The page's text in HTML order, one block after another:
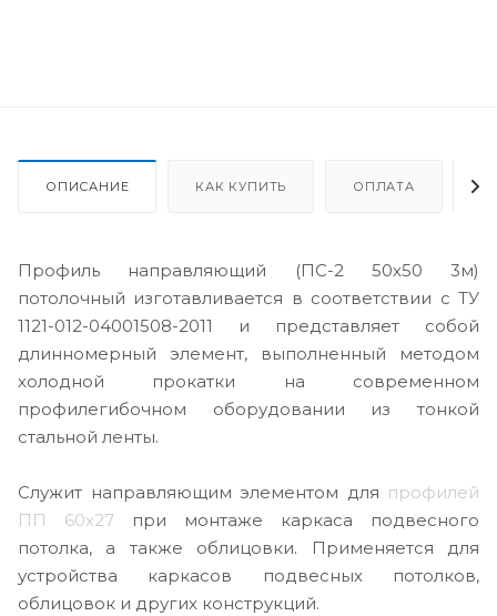
ОПИСАНИЕ КАК КУПИТЬ ОПЛАТА
Профиль направляющий (ПС-2 50х50 3м)
потолочный изготавливается в соответствии с ТУ
1121-012-04001508-2011 и представляет собой
длинномерный элемент, выполненный методом
холодной прокатки на современном
профилегибочном оборудовании из тонкой
стальной ленты.
Служит направляющим элементом для профилей
ПП 60x27 при монтаже каркаса подвесного
потолка, а также облицовки. Применяется для
устройства каркасов подвесных потолков,
облицовок и других конструкций.